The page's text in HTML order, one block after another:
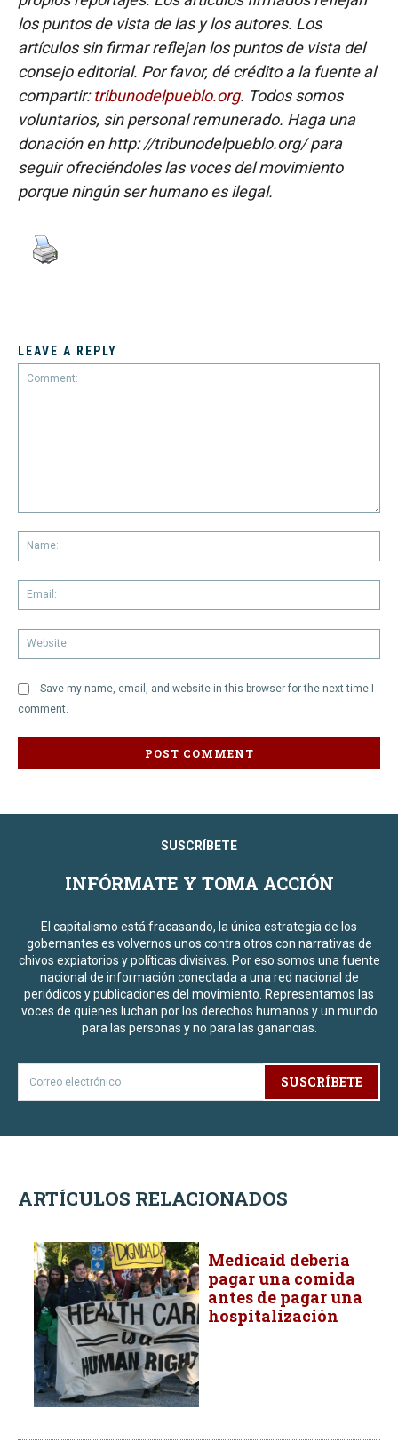
los puntos de vista de las y los autores. Los
artículos sin firmar reflejan los puntos de vista del
consejo editorial. Por favor, dé crédito a la fuente al
compartir:tribunodelpueblo.org. Todos somos
voluntarios, sin personal remunerado. Haga una
donación en http: //tribunodelpueblo.org/ para
seguir ofreciéndoles las voces del movimiento
porque ningún ser humano es ilegal.
LEAVE A REPLY
Save my name, email, and website in this browser for the next time I
comment.
SUSCRÍBETE
INFÓRMATE Y TOMA ACCIÓN
El capitalismo está fracasando, la única estrategia de los
gobernantes es volvernos unos contra otros con narrativas de
chivos expiatorios y políticas divisivas. Por eso somos una fuente
nacional de información conectada a una red nacional de
periódicos y publicaciones del movimiento. Representamos las
voces de quienes luchan por los derechos humanos y un mundo
para las personas y no para las ganancias.
SUSCRÍBETE
ARTÍCULOS RELACIONADOS
Medicaid debería
pagar una comida
antes de pagar una
hospitalización